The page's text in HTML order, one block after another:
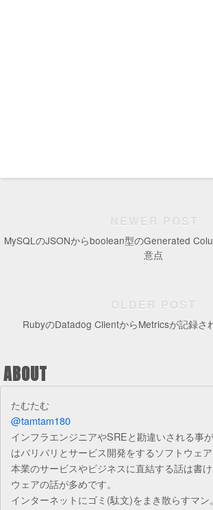
NEWER POST
MySQLのJSONからboolean型のGenerated
意点
OLDER POST
RubyのDatadog ClientからMetricsが記録さ
ABOUT
たむたむ
@tamtam180
インフラエンジニアやSREと勘違いされる事
はバリバリとサービス開発をするソフトウェア
本業のサービスやビジネスに直結する話は書
ウェアの話が多めです。
インターネットにゴミ(駄文)をまき散らすマン。